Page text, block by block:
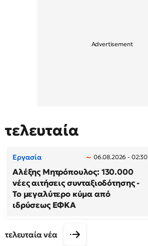
τελευταία
Εργασία 06.08.2026 - 02:30
Αλέξης Μητρόπουλος: 130.000
νέες αιτήσεις συνταξιοδότησης -
Το μεγαλύτερο κύμα από
ιδρύσεως ΕΦΚΑ
τελευταία νέα